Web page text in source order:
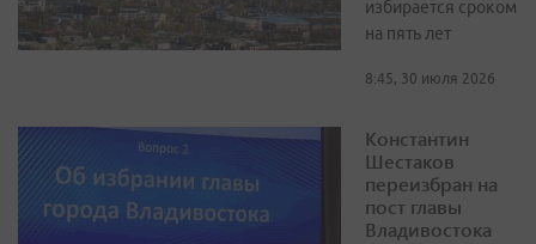
избирается сроком
на пять лет
8:45, 30 июля 2026
Константин
Шестаков
переизбран на
пост главы
Владивостока